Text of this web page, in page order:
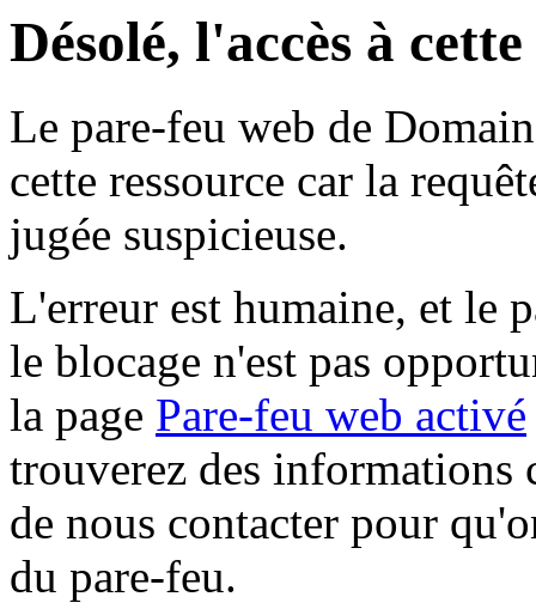
Désolé, l'accès à
Le pare-feu web de
cette ressource car la
jugée suspicieuse.
L'erreur est humaine, et le
le blocage n'est pas
la page Pare-feu web activé
trouverez des informations
de nous contacter pour
du pare-feu.